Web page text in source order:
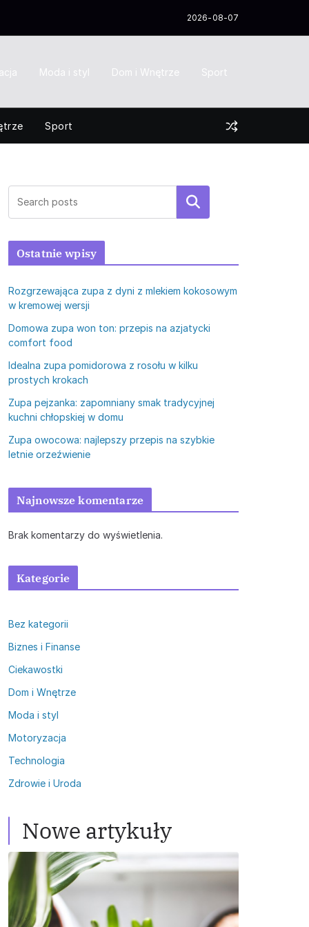
2026-08-07
Moda i styl Dom i Wnętrze Sport
Sport
Szukaj
Ostatnie wpisy
Rozgrzewająca zupa z dyni z mlekiem kokosowym
w kremowej wersji
Domowa zupa won ton: przepis na azjatycki
comfort food
Idealna zupa pomidorowa z rosołu w kilku
prostych krokach
Zupa pejzanka: zapomniany smak tradycyjnej
kuchni chłopskiej w domu
Zupa owocowa: najlepszy przepis na szybkie
letnie orzeźwienie
Najnowsze komentarze
Brak komentarzy do wyświetlenia.
Kategorie
Bez kategorii
Biznes i Finanse
Ciekawostki
Dom i Wnętrze
Moda i styl
Motoryzacja
Technologia
Zdrowie i Uroda
Nowe artykuły